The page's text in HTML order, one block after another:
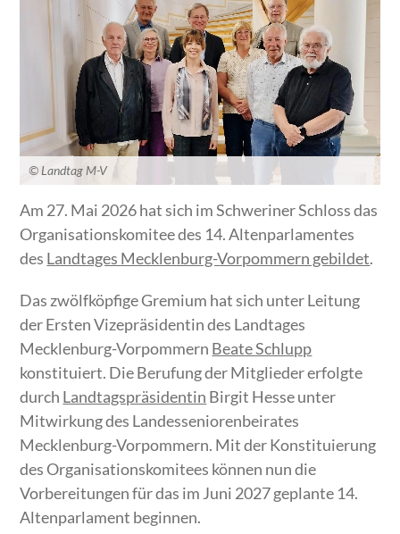
© Landtag M-V
Am 27. Mai 2026 hat sich im Schweriner Schloss das
Organisationskomitee des 14. Altenparlamentes
des Landtages Mecklenburg-Vorpommern gebildet.
Das zwölfköpfige Gremium hat sich unter Leitung
der Ersten Vizepräsidentin des Landtages
Mecklenburg-Vorpommern Beate Schlupp
konstituiert. Die Berufung der Mitglieder erfolgte
durch Landtagspräsidentin Birgit Hesse unter
Mitwirkung des Landesseniorenbeirates
Mecklenburg-Vorpommern. Mit der Konstituierung
des Organisationskomitees können nun die
Vorbereitungen für das im Juni 2027 geplante 14.
Altenparlament beginnen.